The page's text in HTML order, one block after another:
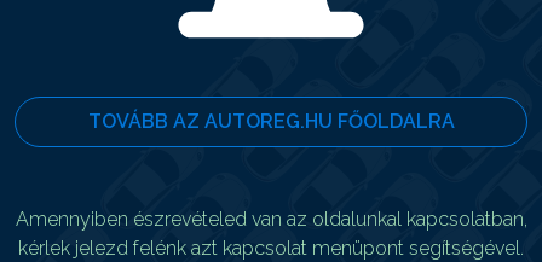
TOVÁBB AZ AUTOREG.HU FŐOLDALRA
Amennyiben észrevételed van az oldalunkal kapcsolatban,
kérlek jelezd felénk azt kapcsolat menüpont segítségével.